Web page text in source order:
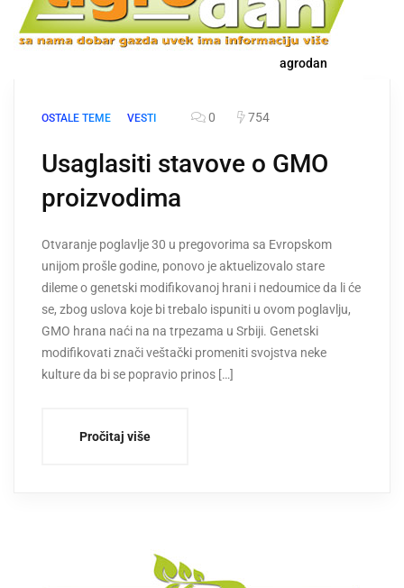
agrodan
OSTALE TEME VESTI 0 754
Usaglasiti stavove o GMO
proizvodima
Otvaranje poglavlje 30 u pregovorima sa Evropskom
unijom prošle godine, ponovo je aktuelizovalo stare
dileme o genetski modifikovanoj hrani i nedoumice da li će
se, zbog uslova koje bi trebalo ispuniti u ovom poglavlju,
GMO hrana naći na na trpezama u Srbiji. Genetski
modifikovati znači veštački promeniti svojstva neke
kulture da bi se popravio prinos […]
Pročitaj više